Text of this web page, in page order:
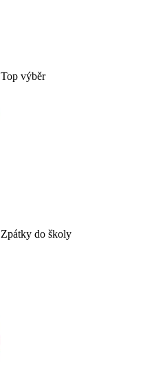
Top výběr
Zpátky do školy